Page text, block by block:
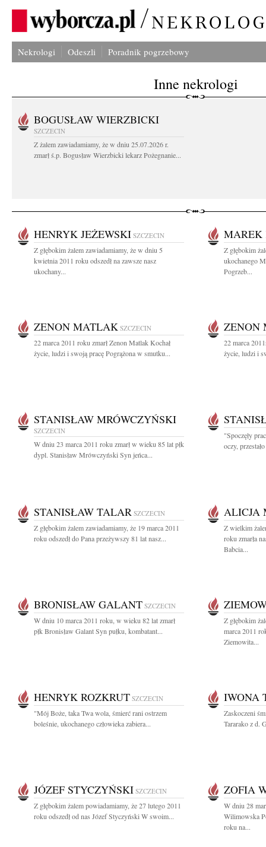
Nekrologi Odeszli Poradnik pogrzebowy
Inne nekrologi
BOGUSŁAW WIERZBICKI
SZCZECIN
Z żalem zawiadamiamy, że w dniu 25.07.2026 r.
zmarł ś.p. Bogusław Wierzbicki lekarz Pożegnanie...
HENRYK JEŻEWSKI SZCZECIN
Z głębokim żalem zawiadamiamy, że w dniu 5
kwietnia 2011 roku odszedł na zawsze nasz
ukochany...
Z głębokim
ukochanego
Pogrzeb...
ZENON MATLAK SZCZECIN
22 marca 2011 roku zmarł Zenon Matlak Kochał
życie, ludzi i swoją pracę Pogrążona w smutku...
ZENON
22 marca
życie, ludzi i
STANISŁAW MRÓWCZYŃSKI
SZCZECIN
W dniu 23 marca 2011 roku zmarł w wieku 85 lat płk
dypl. Stanisław Mrówczyński Syn jeńca...
"Spoczęły
oczy,
STANISŁAW TALAR SZCZECIN
Z głębokim żalem zawiadamiamy, że 19 marca 2011
roku odszedł do Pana przeżywszy 81 lat nasz...
ALICJA
Z wielkim
roku zmarła
Babcia...
BRONISŁAW GALANT SZCZECIN
W dniu 10 marca 2011 roku, w wieku 82 lat zmarł
płk Bronisław Galant Syn pułku, kombatant...
Z głębokim
marca 2011
Ziemowita...
HENRYK ROZKRUT SZCZECIN
"Mój Boże, taka Twa wola, śmierć rani ostrzem
boleśnie, ukochanego człowieka zabiera...
IWONA
Zaskoczeni
Tararako z d.
JÓZEF STYCZYŃSKI SZCZECIN
Z głębokim żalem powiadamiamy, że 27 lutego 2011
roku odszedł od nas Józef Styczyński W swoim...
ZOFIA
W dniu 28
Wilimowska
roku na...